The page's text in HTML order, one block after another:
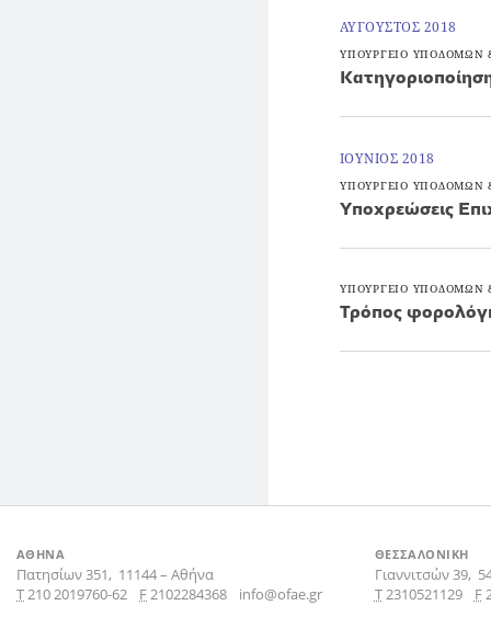
ΑΥΓΟΥΣΤΟΣ 2018
ΥΠΟΥΡΓΕΙΟ
ΙΟΥΝΙΟΣ 2018
ΥΠΟΥΡΓΕΙΟ
Υποχρεώσεις
ΥΠΟΥΡΓΕΙΟ
Τρόπος
ΑΘΗΝΑ
Πατησίων 351, 11144– Αθήνα
Τ210 2019760-62 F2102284368 info@ofae.gr
ΘΕΣΣΑΛΟΝΙΚΗ
Γιαννιτσών 39,
Τ2310521129 F